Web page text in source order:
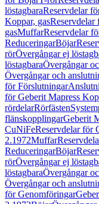
löstagbaraReservdelar
Koppar, gasReservdelar
gasMuffarReservdelar
ReduceringarBöjar
rörÖvergångar ej
löstagbaraÖvergångar
Övergångar och
för Förslutningar
för Geberit Mapress
rördelarRörfästen
flänskopplingarGeberit
CuNiFeReservdelar för
2.1972Muffar
ReduceringarBöjar
rörÖvergångar ej
löstagbaraÖvergångar
Övergångar och
för Genomföringar